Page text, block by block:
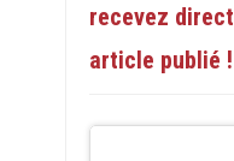
recevez
article publié !